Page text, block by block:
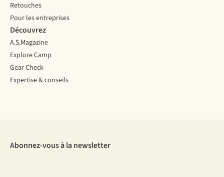
Retouches
Pour les entreprises
Découvrez
A.S.Magazine
Explore Camp
Gear Check
Expertise & conseils
Abonnez-vous à la newsletter